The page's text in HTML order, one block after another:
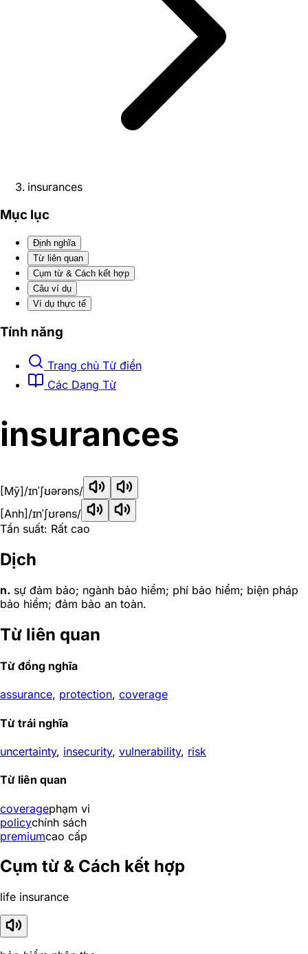
insurances
Mục lục
Định nghĩa
Từ liên quan
Cụm từ & Cách kết hợp
Câu ví dụ
Ví dụ thực tế
Tính năng
Trang chủ Từ điển
Các Dạng Từ
insurances
[Mỹ]/ɪnˈʃʊərəns/
[Anh] /ɪnˈʃʊrəns/
Tần suất: Rất cao
Dịch
n. sự đảm bảo; ngành bảo hiểm; phí bảo hiểm; biện pháp
bảo hiểm; đảm bảo an toàn.
Từ liên quan
Từ đồng nghĩa
assurance, protection, coverage
Từ trái nghĩa
uncertainty, insecurity, vulnerability, risk
Từ liên quan
coveragephạm vi
policychính sách
premiumcao cấp
Cụm từ & Cách kết hợp
life insurance